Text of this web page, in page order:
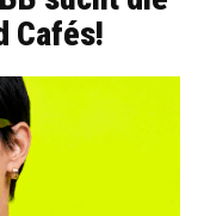
Cafés!